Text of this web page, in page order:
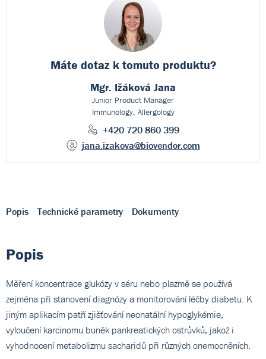
Máte dotaz k tomuto produktu?
Mgr. Ižáková Jana
Junior Product Manager
Immunology, Allergology
+420 720 860 399
jana.izakova@biovendor.com
Popis Technické parametry Dokumenty
Popis
Měření koncentrace glukózy v séru nebo plazmě se používá
zejména při stanovení diagnózy a monitorování léčby diabetu. K
jiným aplikacím patří zjišťování neonatální hypoglykémie,
vyloučení karcinomu buněk pankreatických ostrůvků, jakož i
vyhodnocení metabolizmu sacharidů při různých onemocněních.